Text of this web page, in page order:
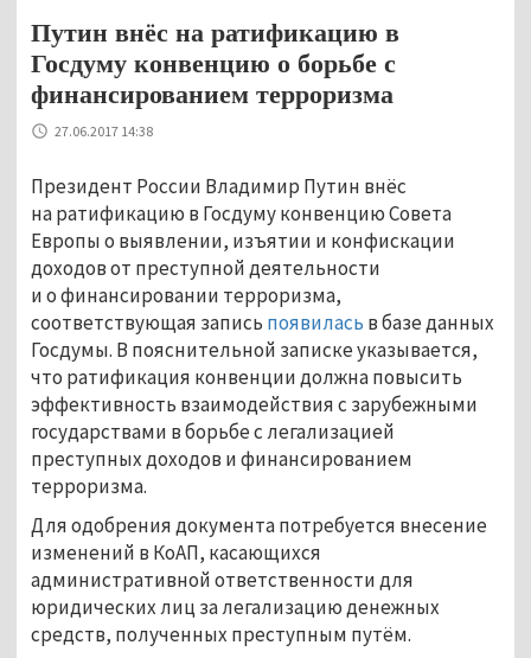
Путин внёс на ратификацию в
Госдуму конвенцию о борьбе с
финансированием терроризма
27.06.2017 14:38
Президент России Владимир Путин внёс
на ратификацию в Госдуму конвенцию Совета
Европы о выявлении, изъятии и конфискации
доходов от преступной деятельности
и о финансировании терроризма,
соответствующая запись появилась в базе данных
Госдумы. В пояснительной записке указывается,
что ратификация конвенции должна повысить
эффективность взаимодействия с зарубежными
государствами в борьбе с легализацией
преступных доходов и финансированием
терроризма.
Для одобрения документа потребуется внесение
изменений в КоАП, касающихся
административной ответственности для
юридических лиц за легализацию денежных
средств, полученных преступным путём.